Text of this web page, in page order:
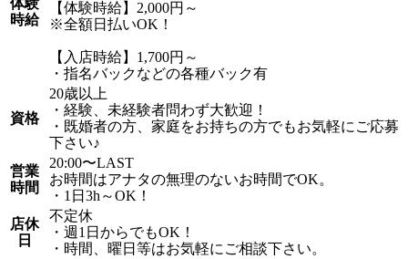
時給
【体験時給】2,000円～
※全額日払いOK！
【入店時給】1,700円～
・指名バックなどの各種バック有
資格
20歳以上
・経験、未経験者問わず大歓迎！
・既婚者の方、家庭をお持ちの方でもお気軽にご応募
下さい♪
営業
時間
20:00〜LAST
お時間はアナタの無理のないお時間でOK。
・1日3h～OK！
店休
日
不定休
・週1日からでもOK！
・時間、曜日等はお気軽にご相談下さい。